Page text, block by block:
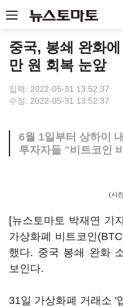
중국, 봉쇄 완화
만 원 회복 눈앞
입력: 2022-05-31 13:52:37
수정: 2022-05-31 13:52:37
6월 1일부터 상하이
투자자들 "비트코인
(사
[뉴스토마토 박재연 기
가상화폐 비트코인
했다. 중국 봉쇄 완화
보인다.
31일 가상화폐 거래소 '